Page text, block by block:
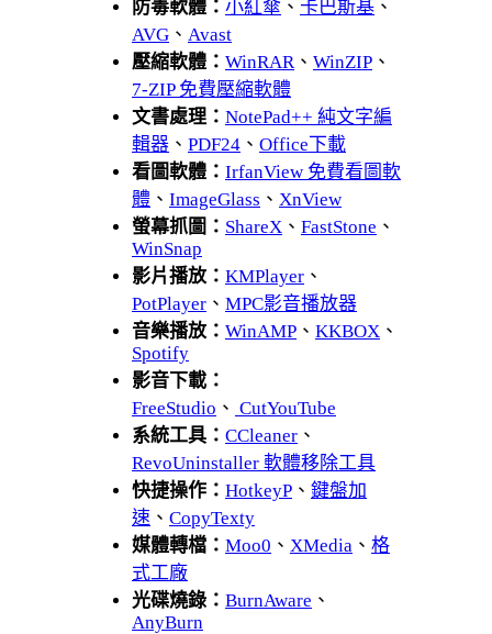
防毒軟體： 小紅傘 、 卡巴斯基 、
AVG 、 Avast
壓縮軟體： WinRAR、 WinZIP 、
7-ZIP 免費壓縮軟體
文書處理： NotePad++ 純文字編
輯器 、 PDF24 、 Office下載
看圖軟體： IrfanView 免費看圖軟
體 、 ImageGlass 、 XnView
螢幕抓圖： ShareX 、 FastStone 、
WinSnap
影片播放： KMPlayer 、
PotPlayer 、 MPC影音播放器
音樂播放： WinAMP 、 KKBOX 、
Spotify
影音下載：
FreeStudio 、 CutYouTube
系統工具： CCleaner 、
RevoUninstaller 軟體移除工具
快捷操作： HotkeyP 、 鍵盤加
速 、 CopyTexty
媒體轉檔： Moo0 、 XMedia 、 格
式工廠
光碟燒錄： BurnAware 、
AnyBurn